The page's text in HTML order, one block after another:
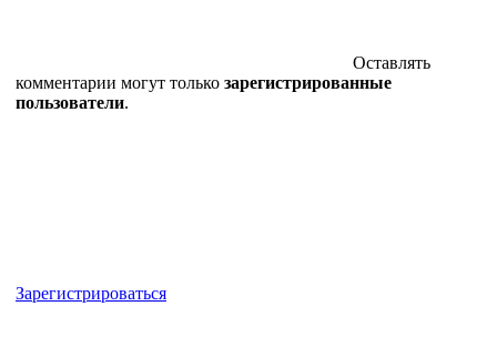
Оставлять
комментарии могут только зарегистрированные
пользователи.
Зарегистрироваться